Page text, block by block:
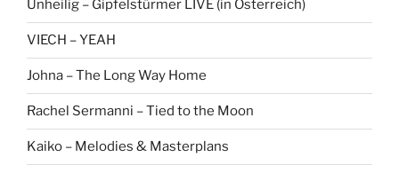
Unheilig – Gipfelstürmer LIVE (in Österreich)
VIECH – YEAH
Johna – The Long Way Home
Rachel Sermanni – Tied to the Moon
Kaiko – Melodies & Masterplans